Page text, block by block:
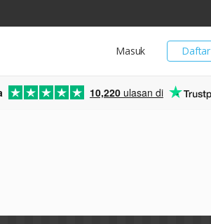
Daftar
Masuk
10,220 ulasan di